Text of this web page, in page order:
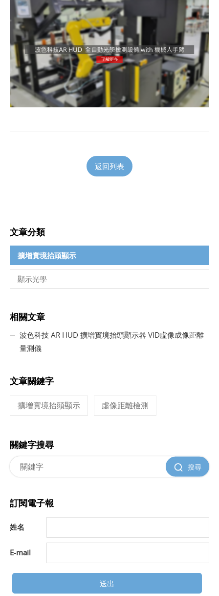
返回列表
文章分類
擴增實境抬頭顯示
顯示光學
相關文章
波色科技 AR HUD 擴增實境抬頭顯示器 VID虛像成像距離
量測儀
文章關鍵字
擴增實境抬頭顯示 虛像距離檢測
關鍵字搜尋
搜尋
訂閱電子報
姓名
E-mail
送出